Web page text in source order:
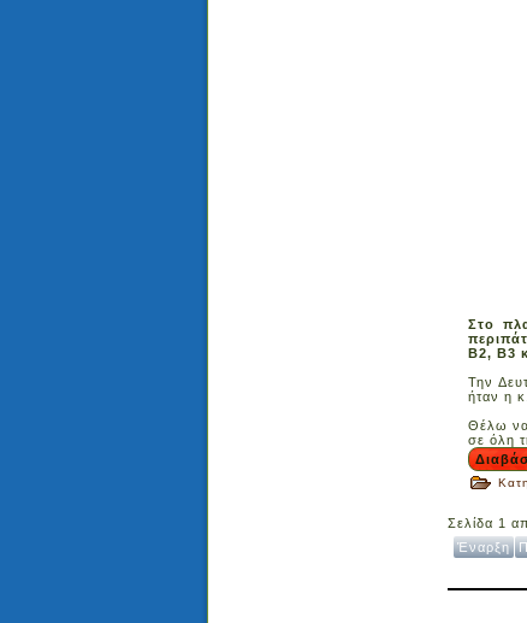
Στο
Β2, Β3
Την
ήταν η
Θέλω να
σε όλη
Σελίδα 1
Έναρξη